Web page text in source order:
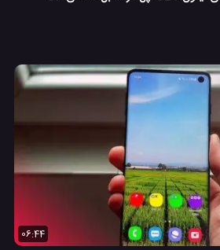
06:44